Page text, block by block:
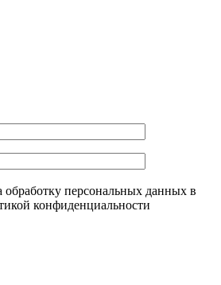
обработку персональных данных в
конфиденциальности